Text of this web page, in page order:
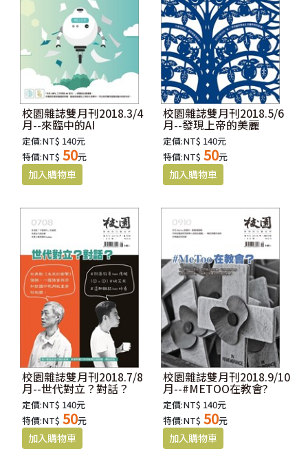
校園雜誌雙月刊2018.3/4
月--來臨中的AI
定價:NT$ 140元
特價:NT$ 50元
校園雜誌雙月刊2018.5/6
月--發現上帝的美麗
定價:NT$ 140元
特價:NT$ 50元
校園雜誌雙月刊2018.7/8
月--世代對立？對話？
定價:NT$ 140元
特價:NT$ 50元
校園雜誌雙月刊2018.9/10
月--#METOO在教會?
定價:NT$ 140元
特價:NT$ 50元